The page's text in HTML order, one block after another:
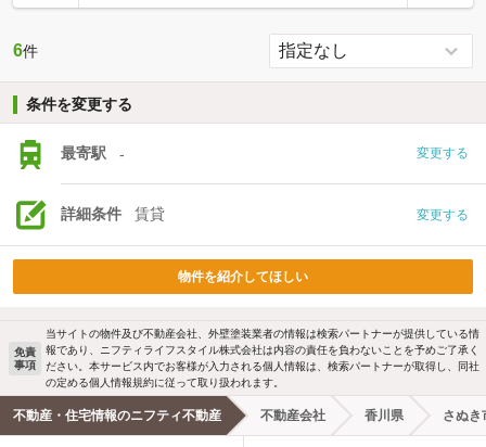
6件
条件を変更する
最寄駅 - 変更する
詳細条件 賃貸 変更する
物件を紹介してほしい
免責
事項
当サイトの物件及び不動産会社、外壁塗装業者の情報は検索パートナーが提供している情
報であり、ニフティライフスタイル株式会社は内容の責任を負わないことを予めご了承く
ださい。本サービス内でお客様が入力される個人情報は、検索パートナーが取得し、同社
の定める個人情報規約に従って取り扱われます。
不動産・住宅情報のニフティ不動産 不動産会社 香川県 さぬき